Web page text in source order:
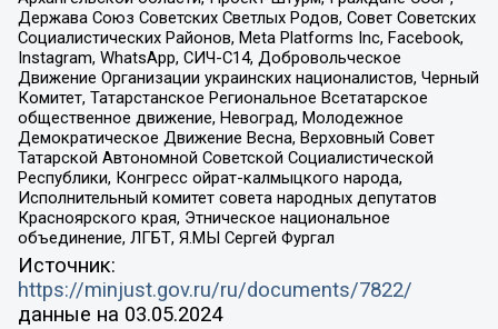
Держава Союз Советских Светлых Родов, Совет Советских
Социалистических Районов, Meta Platforms Inc, Facebook,
Instagram, WhatsApp, СИЧ-С14, Добровольческое
Движение Организации украинских националистов, Черный
Комитет, Татарстанское Региональное Всетатарское
общественное движение, Невоград, Молодежное
Демократическое Движение Весна, Верховный Совет
Татарской Автономной Советской Социалистической
Республики, Конгресс ойрат-калмыцкого народа,
Исполнительный комитет совета народных депутатов
Красноярского края, Этническое национальное
объединение, ЛГБТ, Я.МЫ Сергей Фургал
Источник:
https://minjust.gov.ru/ru/documents/7822/
данные на 03.05.2024